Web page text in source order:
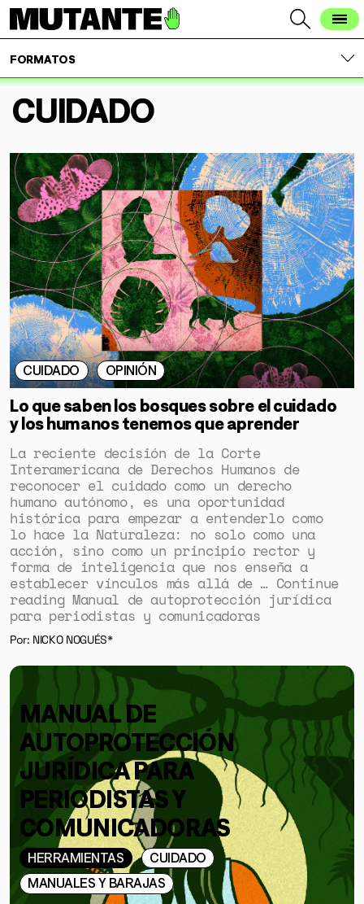
FORMATOS
CUIDADO
CUIDADO OPINIÓN
Lo que saben los bosques sobre el cuidado
y los humanos tenemos que aprender
La reciente decisión de la Corte
Interamericana de Derechos Humanos de
reconocer el cuidado como un derecho
humano autónomo, es una oportunidad
histórica para empezar a entenderlo como
lo hace la Naturaleza: no solo como una
acción, sino como un principio rector y
forma de inteligencia que nos enseña a
establecer vínculos más allá de … Continue
reading Manual de autoprotección jurídica
para periodistas y comunicadoras
Por: NICKO NOGUÉS*
MANUAL DE
AUTOPROTECCIÓN
JURÍDICA PARA
PERIODISTAS Y
COMUNICADORAS
HERRAMIENTAS
CUIDADO
MANUALES Y BARAJAS